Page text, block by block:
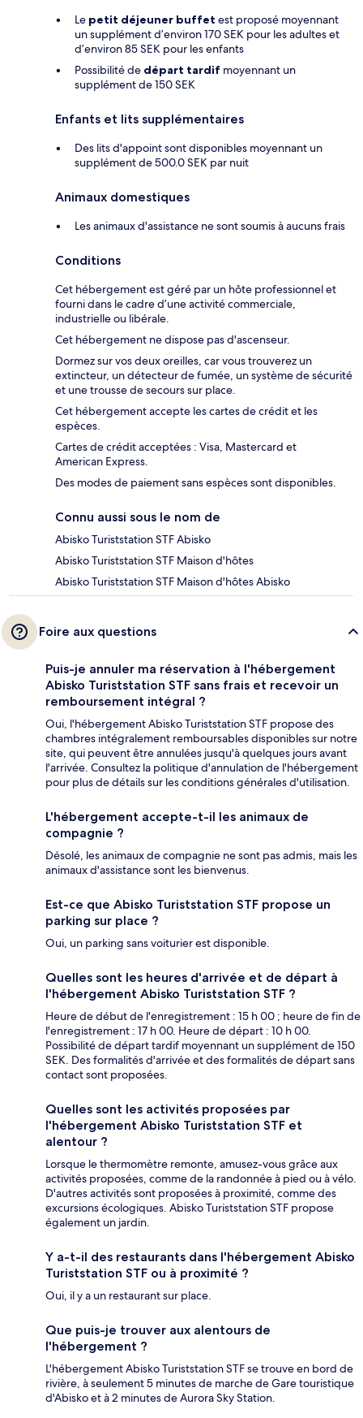
Le petit déjeuner buffet est proposé moyennant
un supplément d’environ 170 SEK pour les adultes et
d’environ 85 SEK pour les enfants
Possibilité de départ tardif moyennant un
supplément de 150 SEK
Enfants et lits supplémentaires
Des lits d'appoint sont disponibles moyennant un
supplément de 500.0 SEK par nuit
Animaux domestiques
Les animaux d'assistance ne sont soumis à aucuns frais
Conditions
Cet hébergement est géré par un hôte professionnel et
fourni dans le cadre d’une activité commerciale,
industrielle ou libérale.
Cet hébergement ne dispose pas d'ascenseur.
Dormez sur vos deux oreilles, car vous trouverez un
extincteur, un détecteur de fumée, un système de sécurité
et une trousse de secours sur place.
Cet hébergement accepte les cartes de crédit et les
espèces.
Cartes de crédit acceptées : Visa, Mastercard et
American Express.
Des modes de paiement sans espèces sont disponibles.
Connu aussi sous le nom de
Abisko Turiststation STF Abisko
Abisko Turiststation STF Maison d'hôtes
Abisko Turiststation STF Maison d'hôtes Abisko
Foire aux questions
Puis-je annuler ma réservation à l'hébergement
Abisko Turiststation STF sans frais et recevoir un
remboursement intégral ?
Oui, l'hébergement Abisko Turiststation STF propose des
chambres intégralement remboursables disponibles sur notre
site, qui peuvent être annulées jusqu'à quelques jours avant
l'arrivée. Consultez la politique d'annulation de l'hébergement
pour plus de détails sur les conditions générales d'utilisation.
L'hébergement accepte-t-il les animaux de
compagnie ?
Désolé, les animaux de compagnie ne sont pas admis, mais les
animaux d'assistance sont les bienvenus.
Est-ce que Abisko Turiststation STF propose un
parking sur place ?
Oui, un parking sans voiturier est disponible.
Quelles sont les heures d'arrivée et de départ à
l'hébergement Abisko Turiststation STF ?
Heure de début de l'enregistrement : 15 h 00 ; heure de fin de
l'enregistrement : 17 h 00. Heure de départ : 10 h 00.
Possibilité de départ tardif moyennant un supplément de 150
SEK. Des formalités d'arrivée et des formalités de départ sans
contact sont proposées.
Quelles sont les activités proposées par
l'hébergement Abisko Turiststation STF et
alentour ?
Lorsque le thermomètre remonte, amusez-vous grâce aux
activités proposées, comme de la randonnée à pied ou à vélo.
D'autres activités sont proposées à proximité, comme des
excursions écologiques. Abisko Turiststation STF propose
également un jardin.
Y a-t-il des restaurants dans l'hébergement Abisko
Turiststation STF ou à proximité ?
Oui, il y a un restaurant sur place.
Que puis-je trouver aux alentours de
l'hébergement ?
L'hébergement Abisko Turiststation STF se trouve en bord de
rivière, à seulement 5 minutes de marche de Gare touristique
d'Abisko et à 2 minutes de Aurora Sky Station.